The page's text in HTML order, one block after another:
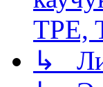
TPE,
↳